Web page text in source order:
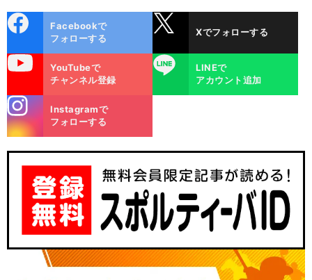
ok
Facebookで
フォローする
Xでフォローする
YouTubeで
チャンネル登録
LINE
LINEで
アカウント追加
m
Instagramで
フォローする